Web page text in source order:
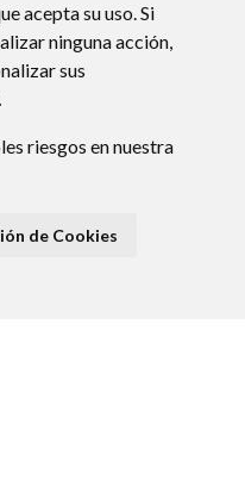
acepta su uso. Si
ninguna acción,
sus
riesgos en nuestra
de Cookies